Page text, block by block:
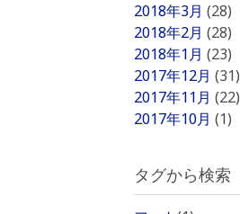
2018年3月 (28)
2018年2月 (28)
2018年1月 (23)
2017年12月 (31)
2017年11月 (22)
2017年10月 (1)
タグから検索